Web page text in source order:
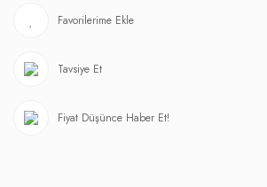
Tavsiye Et
Fiyat Düşünce Haber Et!